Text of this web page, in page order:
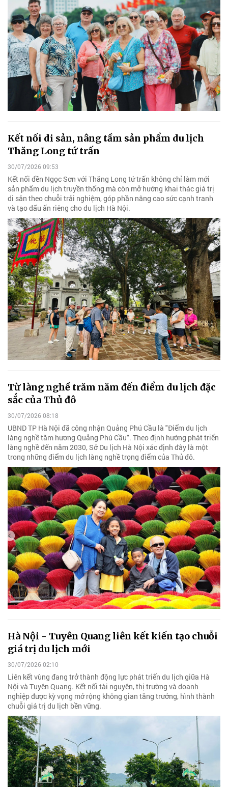
Kết nối di sản, nâng tầm sản phẩm du lịch
Thăng Long tứ trấn
30/07/2026 09:53
Kết nối đền Ngọc Sơn với Thăng Long tứ trấn không chỉ làm mới
sản phẩm du lịch truyền thống mà còn mở hướng khai thác giá trị
di sản theo chuỗi trải nghiệm, góp phần nâng cao sức cạnh tranh
và tạo dấu ấn riêng cho du lịch Hà Nội.
Từ làng nghề trăm năm đến điểm du lịch đặc
sắc của Thủ đô
30/07/2026 08:18
UBND TP Hà Nội đã công nhận Quảng Phú Cầu là "Điểm du lịch
làng nghề tăm hương Quảng Phú Cầu". Theo định hướng phát triển
làng nghề đến năm 2030, Sở Du lịch Hà Nội xác định đây là một
trong những điểm du lịch làng nghề trọng điểm của Thủ đô.
Hà Nội - Tuyên Quang liên kết kiến tạo chuỗi
giá trị du lịch mới
30/07/2026 02:10
Liên kết vùng đang trở thành động lực phát triển du lịch giữa Hà
Nội và Tuyên Quang. Kết nối tài nguyên, thị trường và doanh
nghiệp được kỳ vọng mở rộng không gian tăng trưởng, hình thành
chuỗi giá trị du lịch bền vững.